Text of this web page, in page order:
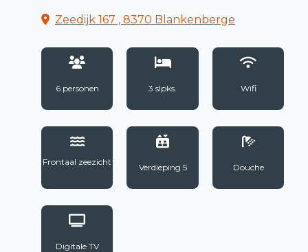
Zeedijk 167 , 8370 Blankenberge
6 personen 3 slpks. Wifi
Frontaal zeezicht
Verdieping 5 Douche
Digitale TV